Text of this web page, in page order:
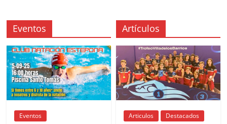
Eventos
Eventos
Artículos
Articulos Destacados